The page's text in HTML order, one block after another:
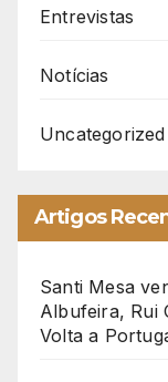
Entrevistas
Notícias
Uncategorized
Artigos
Santi Mesa
Albufeira, Rui
Volta a